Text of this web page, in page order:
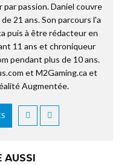
passion. Daniel couvre
21 ans. Son parcours l'a
puis à être rédacteur en
11 ans et chroniqueur
pendant plus de 10 ans.
et M2Gaming.ca et
Augmentée.
AUSSI